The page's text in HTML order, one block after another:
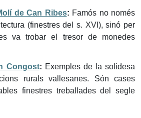
de Can Ribes: Famós no només
(finestres del s. XVI), sinó per
va trobar el tresor de monedes
Congost: Exemples de la solidesa
rurals vallesanes. Són cases
finestres treballades del segle